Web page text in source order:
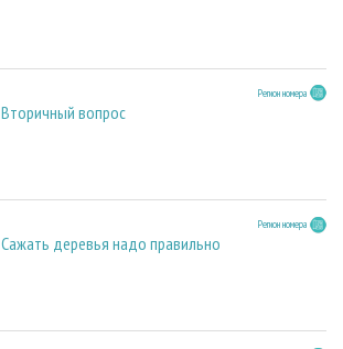
Регион номера
Вторичный вопрос
Регион номера
Сажать деревья надо правильно